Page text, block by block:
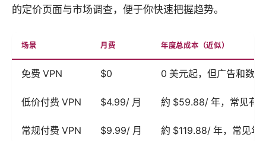
的定价页面与市场调查，便于你快速把握趋势。
场景 月费 年度总成本（近似）
免费 VPN $0 0 美元起，但广告和数
低价付费 VPN $4.99/ 月 約 $59.88/ 年，常见有
常规付费 VPN $9.99/ 月 約 $119.88/ 年，常见年